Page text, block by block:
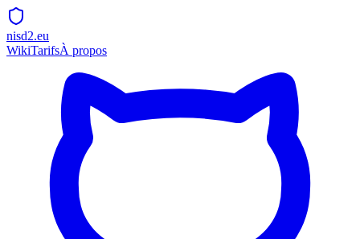
nisd2.eu
WikiTarifsÀ propos